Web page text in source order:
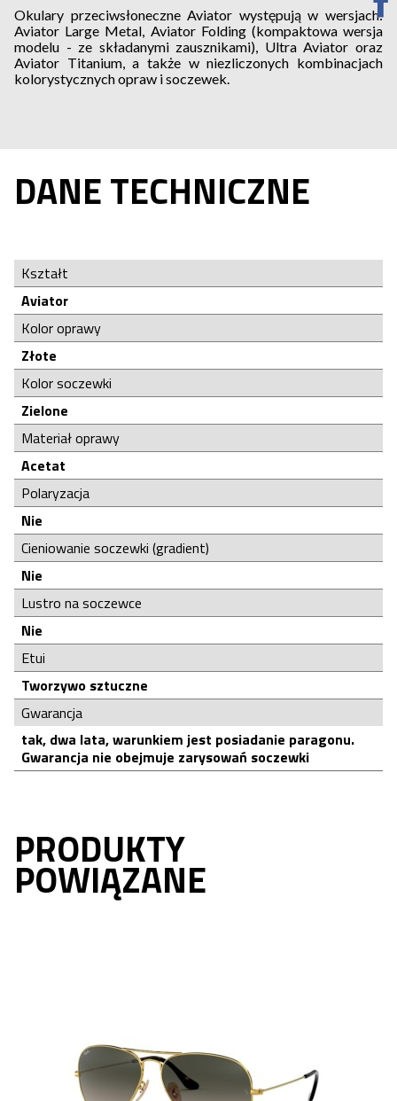
Okulary przeciwsłoneczne Aviator występują w wersjach:
Aviator Large Metal, Aviator Folding (kompaktowa wersja
modelu - ze składanymi zausznikami), Ultra Aviator oraz
Aviator Titanium, a także w niezliczonych kombinacjach
kolorystycznych opraw i soczewek.
DANE TECHNICZNE
Kształt
Aviator
Kolor oprawy
Złote
Kolor soczewki
Zielone
Materiał oprawy
Acetat
Polaryzacja
Nie
Cieniowanie soczewki (gradient)
Nie
Lustro na soczewce
Nie
Etui
Tworzywo sztuczne
Gwarancja
tak, dwa lata, warunkiem jest posiadanie paragonu.
Gwarancja nie obejmuje zarysowań soczewki
PRODUKTY
POWIĄZANE